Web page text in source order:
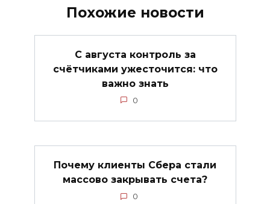
Похожие новости
С августа контроль за
счётчиками ужесточится: что
важно знать
0
Почему клиенты Сбера стали
массово закрывать счета?
0